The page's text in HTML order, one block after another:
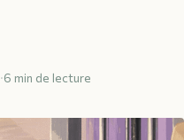
·6 min de lecture